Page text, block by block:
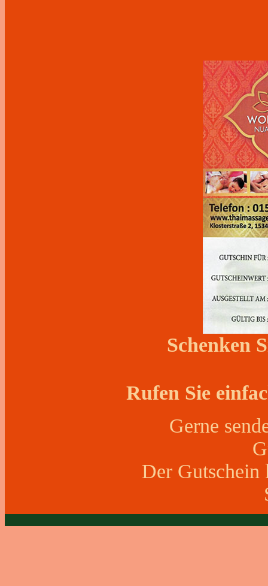
Schenken
Rufen Sie
Gerne
Der Gutschein